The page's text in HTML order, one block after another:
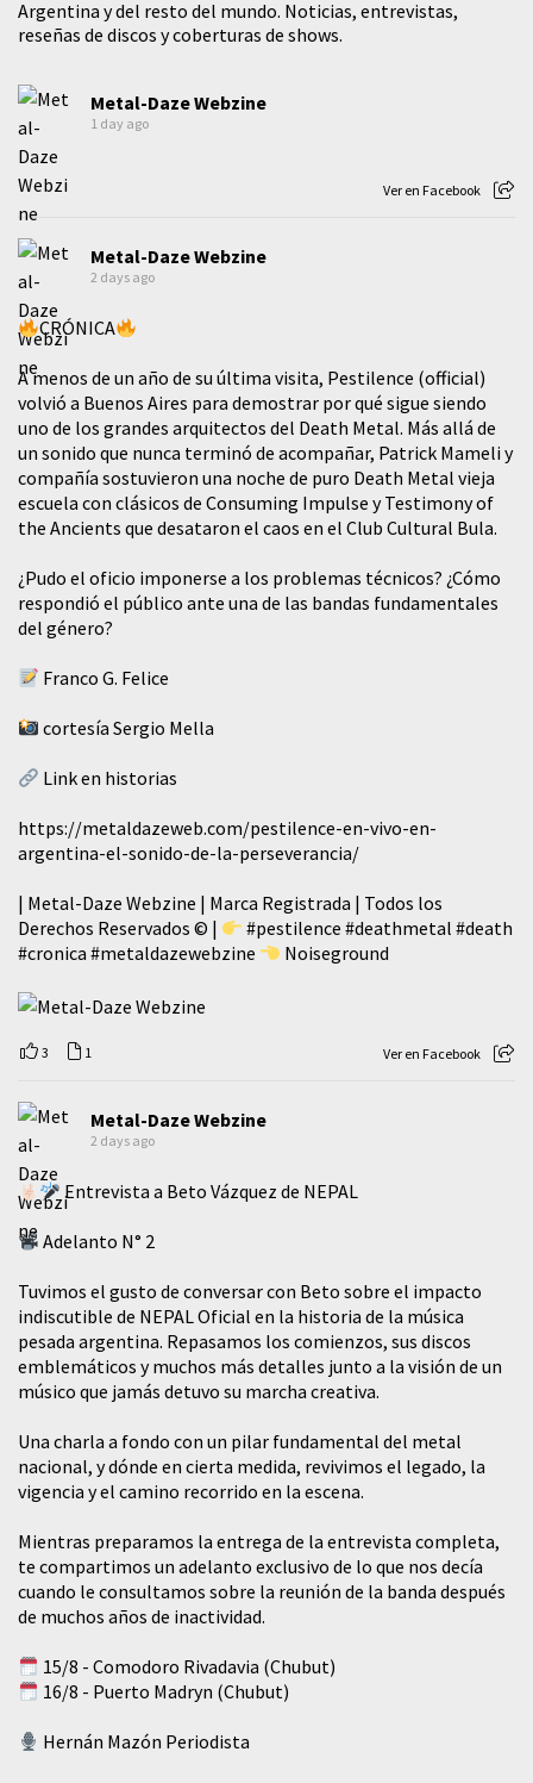
Argentina y del resto del mundo. Noticias, entrevistas,
reseñas de discos y coberturas de shows.
Metal-Daze Webzine
1 day ago
Ver en Facebook
Metal-Daze Webzine
2 days ago
CRÓNICA
A menos de un año de su última visita, Pestilence (official)
volvió a Buenos Aires para demostrar por qué sigue siendo
uno de los grandes arquitectos del Death Metal. Más allá de
un sonido que nunca terminó de acompañar, Patrick Mameli y
compañía sostuvieron una noche de puro Death Metal vieja
escuela con clásicos de Consuming Impulse y Testimony of
the Ancients que desataron el caos en el Club Cultural Bula.
¿Pudo el oficio imponerse a los problemas técnicos? ¿Cómo
respondió el público ante una de las bandas fundamentales
del género?
Franco G. Felice
cortesía Sergio Mella
Link en historias
https://metaldazeweb.com/pestilence-en-vivo-en-
argentina-el-sonido-de-la-perseverancia/
| Metal-Daze Webzine | Marca Registrada | Todos los
Derechos Reservados © |
#pestilence #deathmetal #death
#cronica #metaldazewebzine Noiseground
3 1 Ver en Facebook
Metal-Daze Webzine
2 days ago
Entrevista a Beto Vázquez de NEPAL
Adelanto N° 2
Tuvimos el gusto de conversar con Beto sobre el impacto
indiscutible de NEPAL Oficial en la historia de la música
pesada argentina. Repasamos los comienzos, sus discos
emblemáticos y muchos más detalles junto a la visión de un
músico que jamás detuvo su marcha creativa.
​Una charla a fondo con un pilar fundamental del metal
nacional, y dónde en cierta medida, revivimos el legado, la
vigencia y el camino recorrido en la escena.
Mientras preparamos la entrega de la entrevista completa,
te compartimos un adelanto exclusivo de lo que nos decía
cuando le consultamos sobre la reunión de la banda después
de muchos años de inactividad.
15/8 - Comodoro Rivadavia (Chubut)
16/8 - Puerto Madryn (Chubut)
Hernán Mazón Periodista